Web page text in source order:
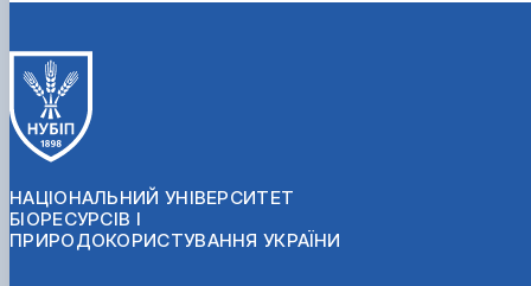
НАЦІОНАЛЬНИЙ УНІВЕРСИТЕТ
БІОРЕСУРСІВ І
ПРИРОДОКОРИСТУВАННЯ УКРАЇНИ